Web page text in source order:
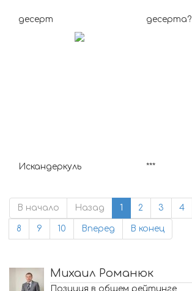
десерт десерта?
Искандеркуль ***
В начало Назад 1 2 3 4
8 9 10 Вперед В конец
Михаил Романюк
Позиция в общем рейтинге